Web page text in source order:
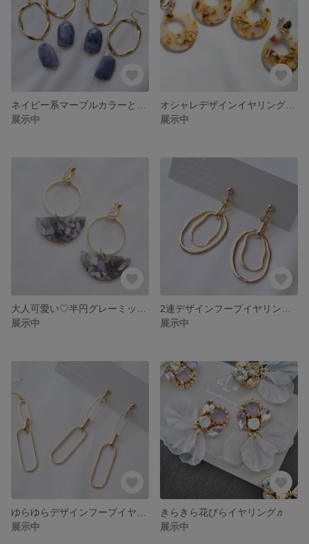
展示中
展示中
展示中
展示中
展示中
きらきら花びらイヤリング♬
展示中